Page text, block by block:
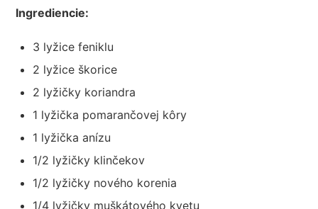
Ingrediencie:
3 lyžice feniklu
2 lyžice škorice
2 lyžičky koriandra
1 lyžička pomarančovej kôry
1 lyžička anízu
1/2 lyžičky klinčekov
1/2 lyžičky nového korenia
1/4 lyžičky muškátového kvetu